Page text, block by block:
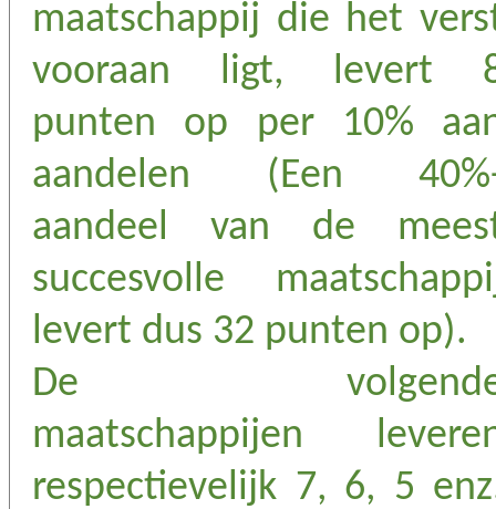
maatschappij die het
vooraan ligt, levert
punten op per 10%
aandelen (Een
aandeel van de
succesvolle
levert dus 32 punten op).
De
maatschappijen
respectievelijk 7, 6, 5